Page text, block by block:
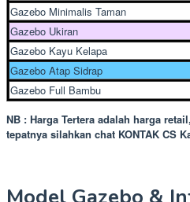
Gazebo Minimalis Taman
Gazebo Ukiran
Gazebo Kayu Kelapa
Gazebo Atap Sidrap
Gazebo Full Bambu
NB : Harga Tertera adalah harga
tepatnya silahkan chat KONTAK CS